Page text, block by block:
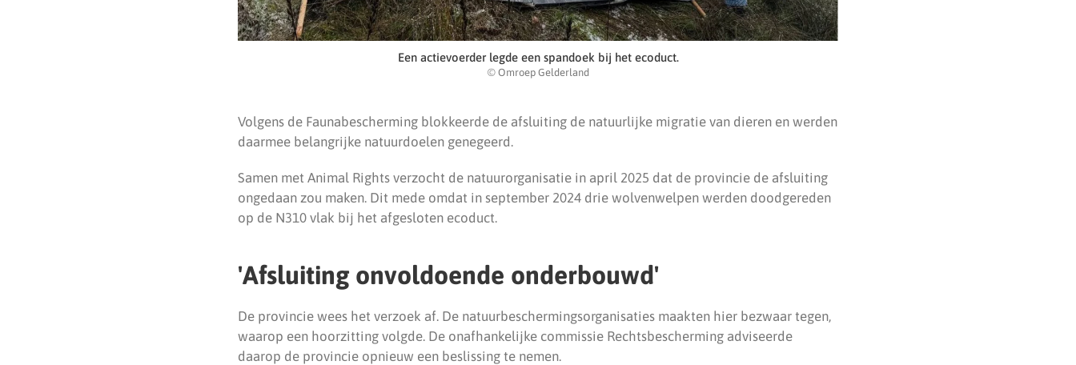
Een actievoerder legde een spandoek bij het ecoduct.
© Omroep Gelderland
Volgens de Faunabescherming blokkeerde de afsluiting de natuurlijke migratie van dieren en werden
daarmee belangrijke natuurdoelen genegeerd.
Samen met Animal Rights verzocht de natuurorganisatie in april 2025 dat de provincie de afsluiting
ongedaan zou maken. Dit mede omdat in september 2024 drie wolvenwelpen werden doodgereden
op de N310 vlak bij het afgesloten ecoduct.
'Afsluiting onvoldoende onderbouwd'
De provincie wees het verzoek af. De natuurbeschermingsorganisaties maakten hier bezwaar tegen,
waarop een hoorzitting volgde. De onafhankelijke commissie Rechtsbescherming adviseerde
daarop de provincie opnieuw een beslissing te nemen.